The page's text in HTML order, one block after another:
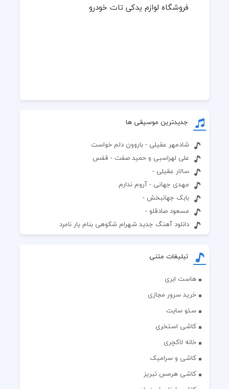
فروشگاه لوازم یدکی تات خودرو
جدیدترین موسیقی ها
شادمهر عقیلی - باروون دلم خواست
علی لهراسبی و حمید صفت - قفس
سالار عقیلی -
مهدی جهانی - آروم ندارم
بابک جهانبخش -
مسعود صادقلو -
دانلود آهنگ جدید شهرام شکوهی بنام یار نامرد
تبلیغات متنی
هاست ابری
خرید سرور مجازی
سئو سایت
کاشی استخری
خانه لاکچری
کاشی و سرامیک
کاشی هرمس تبریز